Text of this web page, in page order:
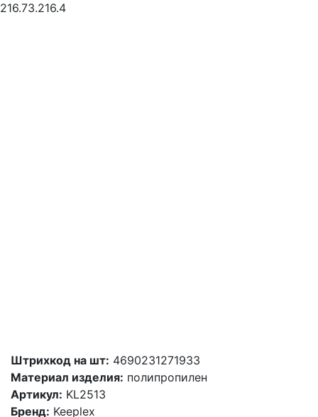
216.73.216.4
Штрихкод на шт: 4690231271933
Материал изделия: полипропилен
Артикул: KL2513
Бренд: Keeplex